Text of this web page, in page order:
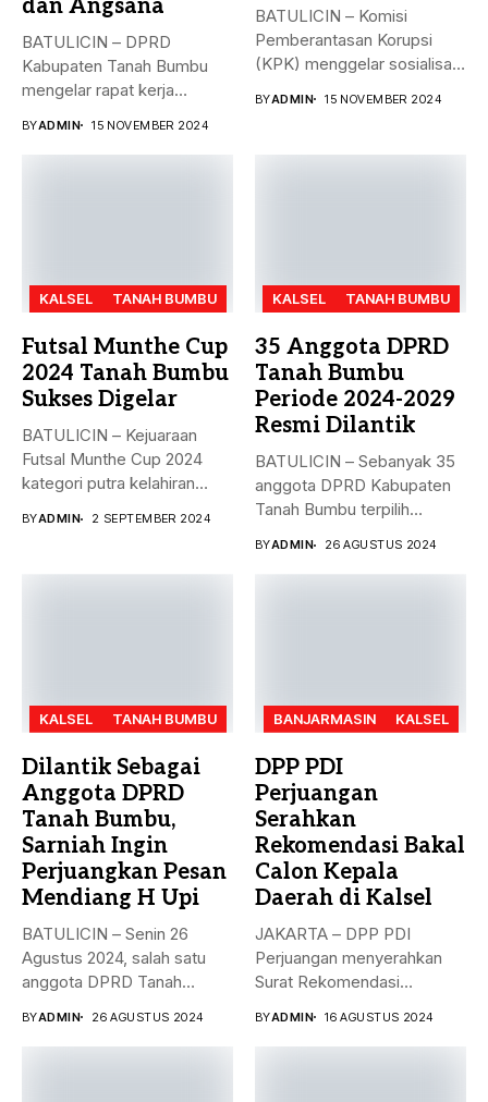
dan Angsana
BATULICIN – DPRD
Kabupaten Tanah Bumbu
mengelar rapat kerja
BYADMIN 15 NOVEMBER 2024
BATULICIN – Komisi
Pemberantasan Korupsi
(KPK) menggelar sosialisasi
BYADMIN 15 NOVEMBER 2024
KALSEL TANAH BUMBU
Futsal Munthe Cup
2024 Tanah Bumbu
Sukses Digelar
BATULICIN – Kejuaraan
Futsal Munthe Cup 2024
kategori putra kelahiran
BYADMIN 2 SEPTEMBER 2024
KALSEL TANAH BUMBU
35 Anggota DPRD
Tanah Bumbu
Periode 2024-2029
Resmi Dilantik
BATULICIN – Sebanyak 35
anggota DPRD Kabupaten
Tanah Bumbu terpilih
BYADMIN 26 AGUSTUS 2024
KALSEL TANAH BUMBU
Dilantik Sebagai
Anggota DPRD
Tanah Bumbu,
Sarniah Ingin
Perjuangkan Pesan
Mendiang H Upi
BATULICIN – Senin 26
Agustus 2024, salah satu
anggota DPRD Tanah
BYADMIN 26 AGUSTUS 2024
BANJARMASIN KALSEL
DPP PDI
Perjuangan
Serahkan
Rekomendasi Bakal
Calon Kepala
Daerah di Kalsel
JAKARTA – DPP PDI
Perjuangan menyerahkan
Surat Rekomendasi
BYADMIN 16 AGUSTUS 2024